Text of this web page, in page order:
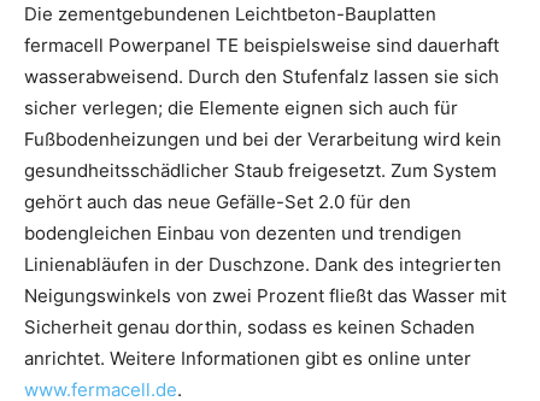
Die zementgebundenen Leichtbeton-Bauplatten
fermacell Powerpanel TE beispielsweise sind dauerhaft
wasserabweisend. Durch den Stufenfalz lassen sie sich
sicher verlegen; die Elemente eignen sich auch für
Fußbodenheizungen und bei der Verarbeitung wird kein
gesundheitsschädlicher Staub freigesetzt. Zum System
gehört auch das neue Gefälle-Set 2.0 für den
bodengleichen Einbau von dezenten und trendigen
Linienabläufen in der Duschzone. Dank des integrierten
Neigungswinkels von zwei Prozent fließt das Wasser mit
Sicherheit genau dorthin, sodass es keinen Schaden
anrichtet. Weitere Informationen gibt es online unter
www.fermacell.de.